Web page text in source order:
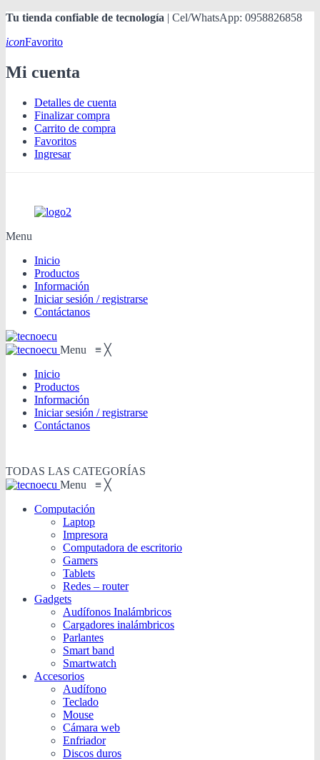
Tu tienda confiable de tecnología | Cel/WhatsApp: 0958826858
iconFavorito
Mi cuenta
Detalles de cuenta
Finalizar compra
Carrito de compra
Favoritos
Ingresar
Menu
Inicio
Productos
Información
Iniciar sesión / registrarse
Contáctanos
Menu ≡ ╳
Inicio
Productos
Información
Iniciar sesión / registrarse
Contáctanos
TODAS LAS CATEGORÍAS
Menu ≡ ╳
Computación
Laptop
Impresora
Computadora de escritorio
Gamers
Tablets
Redes – router
Gadgets
Audífonos Inalámbricos
Cargadores inalámbricos
Parlantes
Smart band
Smartwatch
Accesorios
Audífono
Teclado
Mouse
Cámara web
Enfriador
Discos duros